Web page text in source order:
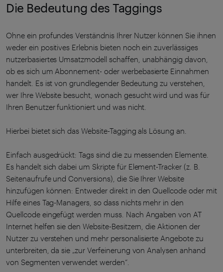
Die Bedeutung des Taggings
Ohne ein profundes Verständnis Ihrer Nutzer können Sie ihnen
weder ein positives Erlebnis bieten noch ein zuverlässiges
nutzerbasiertes Umsatzmodell schaffen, unabhängig davon,
ob es sich um Abonnement- oder werbebasierte Einnahmen
handelt. Es ist von grundlegender Bedeutung zu verstehen,
wer Ihre Website besucht, wonach gesucht wird und was für
Ihren Benutzer funktioniert und was nicht.
Hierbei bietet sich das Website-Tagging als Lösung an.
Einfach ausgedrückt: Tags sind die zu messenden Elemente.
Es handelt sich dabei um Skripte für Element-Tracker (z. B.
Seitenaufrufe und Conversions), die Sie Ihrer Website
hinzufügen können: Entweder direkt in den Quellcode oder mit
Hilfe eines Tag-Managers, so dass nichts mehr in den
Quellcode eingefügt werden muss. Nach Angaben von AT
Internet helfen sie den Website-Besitzern, die Aktionen der
Nutzer zu verstehen und mehr personalisierte Angebote zu
unterbreiten, da sie „zur Verfeinerung von Analysen anhand
von Segmenten verwendet werden“.